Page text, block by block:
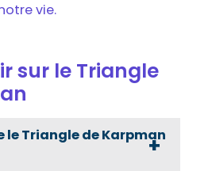
vie.
sur le Triangle
le Triangle de Karpman